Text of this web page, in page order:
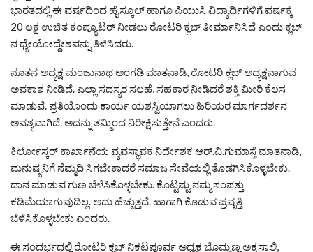
ಭಾರತದಲ್ಲಿ ಈ ವರ್ಷದಿಂದ ಹೈಸ್ಕೂಲ್ ಹಾಗೂ ಪಿಯುಸಿ ವಿದ್ಯಾರ್ಥಿಗಳಿಗೆ ವರ್ಷಕ್ಕೆ
20 ಲಕ್ಷ ಉಚಿತ ಕಂಪ್ಯೂಟರ್ ನೀಡಲು ರೋಟರಿ ಕ್ಲಬ್ ತೀರ್ಮಾನಿಸಿದೆ ಎಂದು ಕ್ಲಬ್
ನ ಧ್ಯೇಯೋದ್ದೇಶವನ್ನು ತಿಳಿಸಿದರು.
ನೂತನ ಅಧ್ಯಕ್ಷ ಮಂಜುನಾಥ ಅಂಗಡಿ ಮಾತನಾಡಿ, ರೋಟರಿ ಕ್ಲಬ್ ಅಧ್ಯಕ್ಷನಾಗುವ
ಅವಕಾಶ ನೀಡಿದೆ. ಎಲ್ಲಾ ಸದಸ್ಯರ ಸಲಹೆ, ಸಹಕಾರ ನೀಡಿದರೆ ಶಕ್ತಿ ಮೀರಿ ಕೆಲಸ
ಮಾಡುವೆ. ಪ್ರತಿಯೊಂದು ಕಾರ್ಯ ಯಶಸ್ವಿಯಾಗಲು ಹಿರಿಯರ ಮಾರ್ಗದರ್ಶನ
ಅವಶ್ಯವಾಗಿದೆ. ಅದನ್ನು ತಮ್ಮಿಂದ ನಿರೀಕ್ಷಿಸುತ್ತೇನೆ ಎಂದರು.
ಕಿರ್ಲೋಸ್ಕರ್ ಕಾರ್ಖಾನೆಯ ವ್ಯವಸ್ಥಾಪಕ ನಿರ್ದೇಶಕ ಆರ್.ವಿ.ಗುಮಾಸ್ತೆ ಮಾತನಾಡಿ,
ಮನುಷ್ಯನಿಗೆ ನೆಮ್ಮದಿ ಸಿಗಬೇಕಾದರೆ ಸಮಾಜ ಸೇವೆಯಲ್ಲಿ ತೊಡಗಿಸಿಕೊಳ್ಳಬೇಕು.
ದಾನ ಮಾಡುವ ಗುಣ ಬೆಳೆಸಿಕೊಳ್ಳಬೇಕು. ಕೊಟ್ಟಷ್ಟು ನಮ್ಮ ಸಂಪತ್ತು
ಕಡಿಮೆಯಾಗುವುದಿಲ್ಲ. ಅದು ಹೆಚ್ಚುತ್ತದೆ. ಹಾಗಾಗಿ ಕೊಡುವ ಪ್ರವೃತ್ತಿ
ಬೆಳೆಸಿಕೊಳ್ಳಬೇಕು ಎಂದರು.
ಈ ಸಂದರ್ಭದಲ್ಲಿ ರೋಟರಿ ಕ್ಲಬ್ ನಿಕಟಪೂರ್ವ ಅಧ್ಯಕ್ಷ ಬೊಮ್ಮಣ್ಣ ಅಕ್ಕಸಾಲಿ,